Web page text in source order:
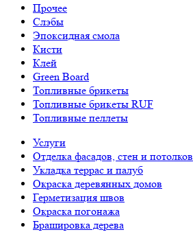
Прочее
Слэбы
Эпоксидная смола
Кисти
Клей
Green Board
Топливные брикеты
Топливные брикеты RUF
Топливные пеллеты
Услуги
Отделка фасадов, стен и потолков
Укладка террас и палуб
Окраска деревянных домов
Герметизация швов
Окраска погонажа
Брашировка дерева